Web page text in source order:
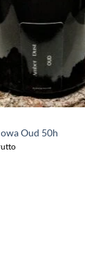
Oud 50h